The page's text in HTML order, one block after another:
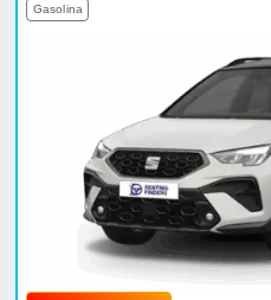
Gasolina